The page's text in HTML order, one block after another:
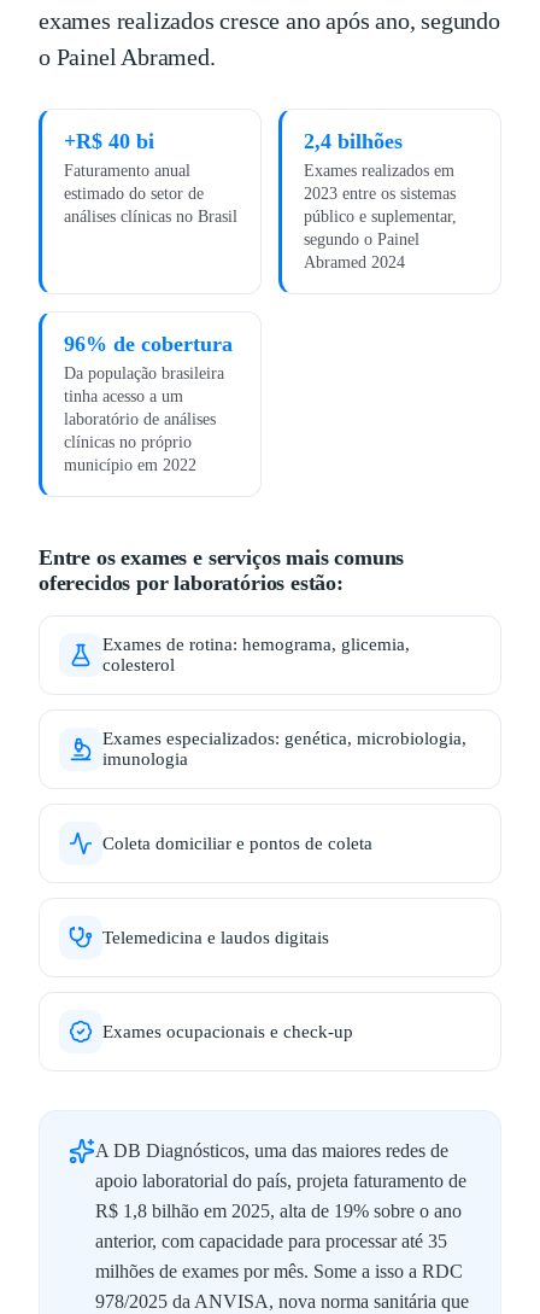
exames realizados cresce ano após ano, segundo
o Painel Abramed.
+R$ 40 bi
Faturamento anual
estimado do setor de
análises clínicas no Brasil
2,4 bilhões
Exames realizados em
2023 entre os sistemas
público e suplementar,
segundo o Painel
Abramed 2024
96% de cobertura
Da população brasileira
tinha acesso a um
laboratório de análises
clínicas no próprio
município em 2022
Entre os exames e serviços mais comuns
oferecidos por laboratórios estão:
Exames de rotina: hemograma, glicemia,
colesterol
Exames especializados: genética, microbiologia,
imunologia
Coleta domiciliar e pontos de coleta
Telemedicina e laudos digitais
Exames ocupacionais e check-up
A DB Diagnósticos, uma das maiores redes de
apoio laboratorial do país, projeta faturamento de
R$ 1,8 bilhão em 2025, alta de 19% sobre o ano
anterior, com capacidade para processar até 35
milhões de exames por mês. Some a isso a RDC
978/2025 da ANVISA, nova norma sanitária que